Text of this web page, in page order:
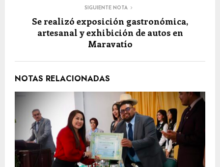
SIGUIENTE NOTA
Se realizó exposición gastronómica,
artesanal y exhibición de autos en
Maravatío
NOTAS RELACIONADAS